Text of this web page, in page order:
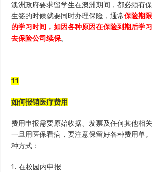
澳洲政府要求留学生在澳洲期间，都必须有
生签的时候就要同时办理保险，通常保险期
的学习时间，如因各种原因在保险到期后学
去保险公司续保。
11
如何报销医疗费用
费用申报需要原始收据、发票及任何其他相
一旦用医保看病，要注意保留好各种费用单
种方式：
在校园内申报